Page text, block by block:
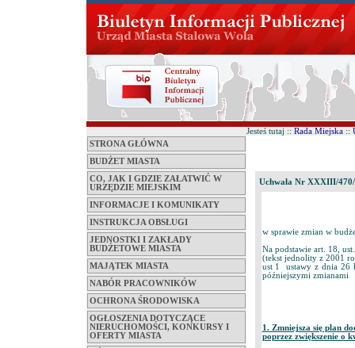
STRONA GŁÓWNA
BUDŻET MIASTA
CO, JAK I GDZIE ZAŁATWIĆ W
URZĘDZIE MIEJSKIM
INFORMACJE I KOMUNIKATY
INSTRUKCJA OBSŁUGI
JEDNOSTKI I ZAKŁADY
BUDŻETOWE MIASTA
MAJĄTEK MIASTA
NABÓR PRACOWNIKÓW
OCHRONA ŚRODOWISKA
OGŁOSZENIA DOTYCZĄCE
NIERUCHOMOŚCI, KONKURSY I
OFERTY MIASTA
Jesteś tutaj :: Rada Miejska ::
Uchwała Nr XXXIII/
w sprawie zmian w
Na podstawie art. 18,
(tekst jednolity z 2001
ust 1 ustawy z dnia 26
późniejszymi zmianami
1. Zmniejsza się plan
poprzez zwiększenie o